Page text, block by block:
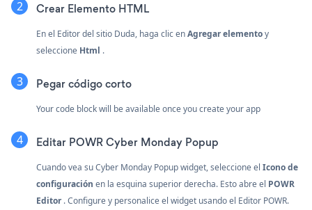
Crear Elemento HTML
En el Editor del sitio Duda, haga clic enAgregar elementoy
seleccione Html .
Pegar código corto
Your code block will be available once you create your app
Editar POWR Cyber Monday Popup
Cuando vea su Cyber Monday Popup widget, seleccione el Icono de
configuración en la esquina superior derecha. Esto abre el POWR
Editor. Configure y personalice el widget usando el Editor POWR.